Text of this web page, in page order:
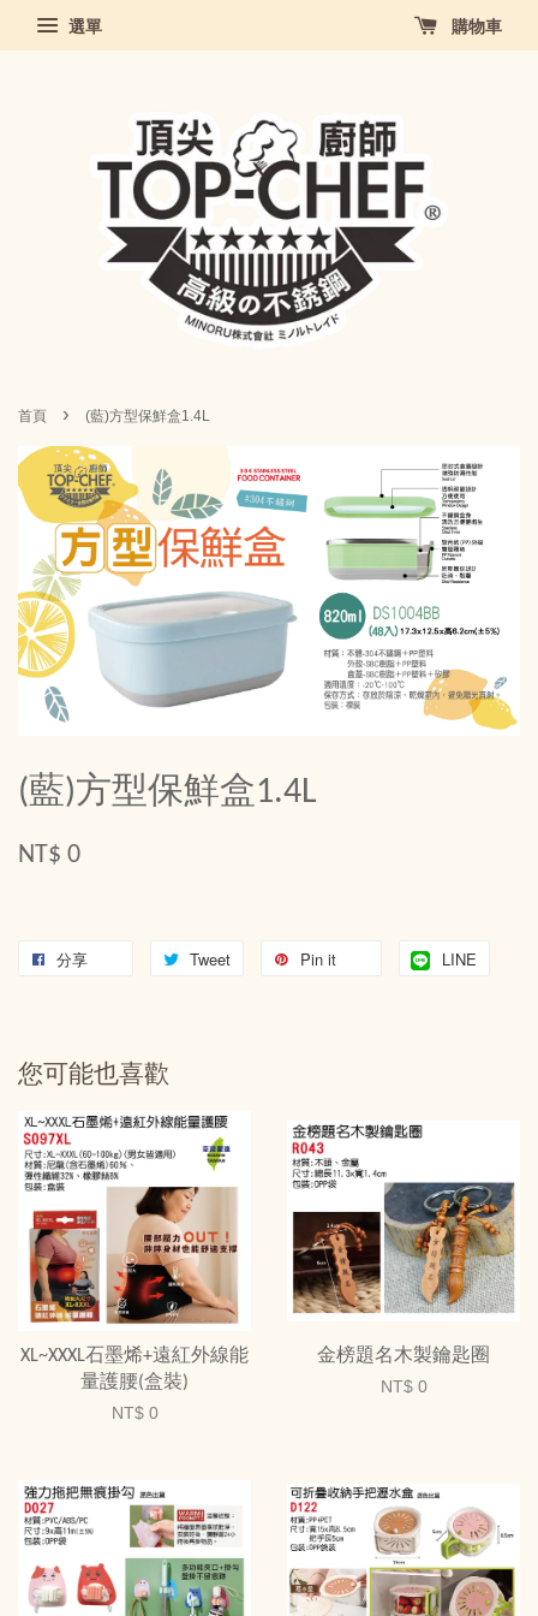
選單 購物車
首頁 › (藍)方型保鮮盒1.4L
(藍)方型保鮮盒1.4L
NT$ 0
分享 Tweet Pin it LINE
您可能也喜歡
XL~XXXL石墨烯+遠紅外線能
量護腰(盒裝)
NT$ 0
金榜題名木製鑰匙圈
NT$ 0